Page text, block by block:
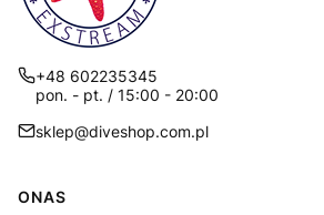
+48 602235345
pon. - pt. / 15:00 - 20:00
sklep@diveshop.com.pl
Linki w stopce
ONAS